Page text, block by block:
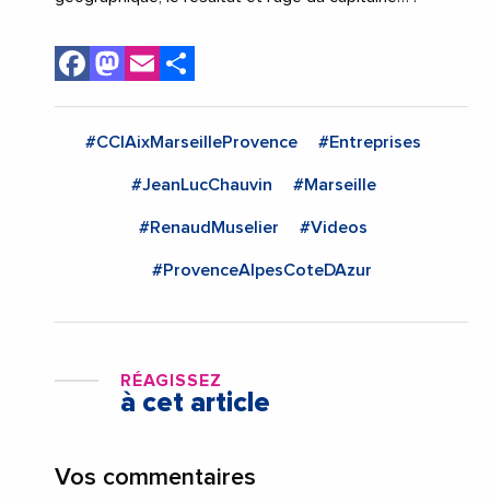
Facebook
Mastodon
Email
#CCIAixMarseilleProvence #Entreprises
#JeanLucChauvin #Marseille
#RenaudMuselier #Videos
#ProvenceAlpesCoteDAzur
RÉAGISSEZ
à cet article
Vos commentaires